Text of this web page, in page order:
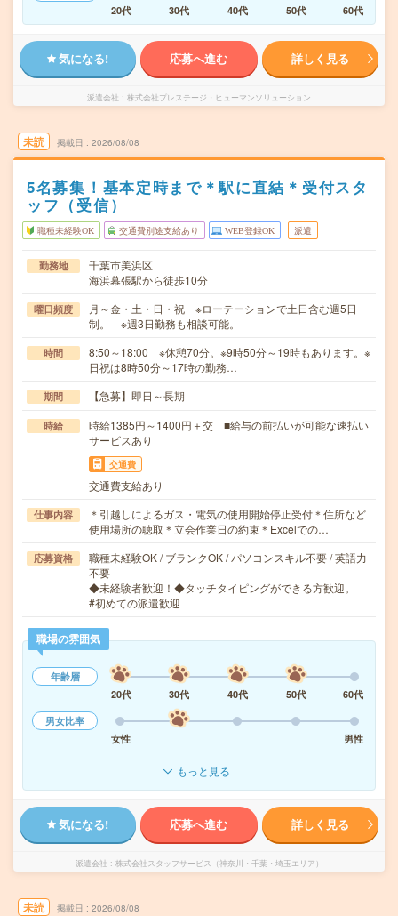
20代
30代 40代 50代 60代
気になる! 応募へ進む 詳しく見る
派遣会社 株式会社プレステージ・ヒューマンソリューション
未読 掲載日 2026/08/08
5名募集！基本定時まで＊駅に直結＊受付スタ
ッフ（受信）
職種未経験OK 交通費別途支給あり WEB登録OK 派遣
勤務地
千葉市美浜区
海浜幕張駅から徒歩10分
曜日頻度
月～金・土・日・祝 ※ローテーションで土日含む週5日
制。 ※週3日勤務も相談可能。
時間
8:50～18:00 ※休憩70分。※9時50分～19時もあります。※
日祝は8時50分～17時の勤務…
期間 【急募】即日～長期
時給
時給1385円～1400円＋交 ■給与の前払いが可能な速払い
サービスあり
交通費
交通費支給あり
仕事内容
＊引越しによるガス・電気の使用開始停止受付＊住所など
使用場所の聴取＊立会作業日の約束＊Excelでの…
応募資格
職種未経験OK / ブランクOK / パソコンスキル不要 / 英語力
不要
◆未経験者歓迎！◆タッチタイピングができる方歓迎。
#初めての派遣歓迎
職場の雰囲気
年齢層
20代
30代 40代 50代
60代
男女比率
女性
男性
もっと見る
気になる! 応募へ進む 詳しく見る
派遣会社 株式会社スタッフサービス（神奈川・千葉・埼玉エリア）
未読 掲載日 2026/08/08